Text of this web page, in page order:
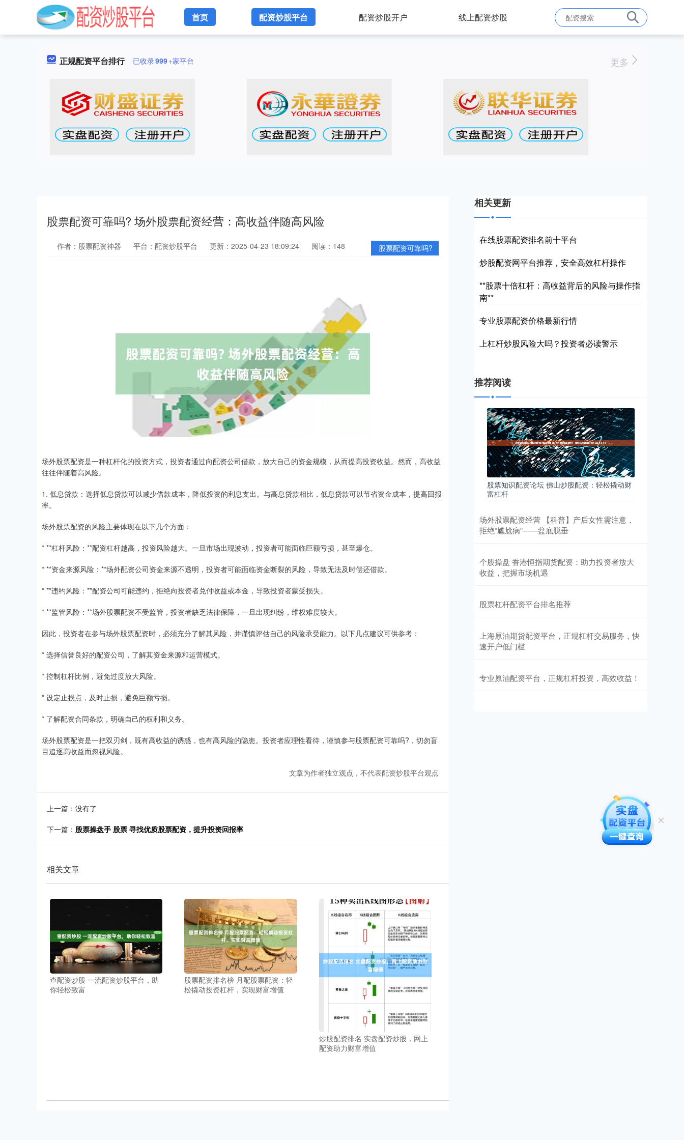
首页 配资炒股平台 配资炒股开户 线上配资炒股
正规配资平台排行 已收录999+家平台 更多
股票配资可靠吗? 场外股票配资经营：高收益伴随高风险
股票配资可靠吗?
作者：股票配资神器 平台：配资炒股平台 更新：2025-04-23 18:09:24 阅读：148
场外股票配资是一种杠杆化的投资方式，投资者通过向配资公司借款，放大自己的资金规模，从而提高投资收益。然而，高收益
往往伴随着高风险。
1. 低息贷款：选择低息贷款可以减少借款成本，降低投资的利息支出。与高息贷款相比，低息贷款可以节省资金成本，提高回报
率。
场外股票配资的风险主要体现在以下几个方面：
* **杠杆风险：**配资杠杆越高，投资风险越大。一旦市场出现波动，投资者可能面临巨额亏损，甚至爆仓。
* **资金来源风险：**场外配资公司资金来源不透明，投资者可能面临资金断裂的风险，导致无法及时偿还借款。
* **违约风险：**配资公司可能违约，拒绝向投资者兑付收益或本金，导致投资者蒙受损失。
* **监管风险：**场外股票配资不受监管，投资者缺乏法律保障，一旦出现纠纷，维权难度较大。
因此，投资者在参与场外股票配资时，必须充分了解其风险，并谨慎评估自己的风险承受能力。以下几点建议可供参考：
* 选择信誉良好的配资公司，了解其资金来源和运营模式。
* 控制杠杆比例，避免过度放大风险。
* 设定止损点，及时止损，避免巨额亏损。
* 了解配资合同条款，明确自己的权利和义务。
场外股票配资是一把双刃剑，既有高收益的诱惑，也有高风险的隐患。投资者应理性看待，谨慎参与股票配资可靠吗?，切勿盲
目追逐高收益而忽视风险。
文章为作者独立观点，不代表配资炒股平台观点
上一篇：没有了
下一篇： 股票操盘手 股票 寻找优质股票配资，提升投资回报率
相关文章
查配资炒股 一流配资炒股平台，助
你轻松致富
股票配资排名榜 月配股票配资：轻
松撬动投资杠杆，实现财富增值
炒股配资排名 实盘配资炒股，网上
配资助力财富增值
相关更新
在线股票配资排名前十平台
炒股配资网平台推荐，安全高效杠杆操作
**股票十倍杠杆：高收益背后的风险与操作指
南**
专业股票配资价格最新行情
上杠杆炒股风险大吗？投资者必读警示
推荐阅读
股票知识配资论坛 佛山炒股配资：轻松撬动财
富杠杆
场外股票配资经营 【科普】产后女性需注意，
拒绝“尴尬病”——盆底脱垂
个股操盘 香港恒指期货配资：助力投资者放大
收益，把握市场机遇
股票杠杆配资平台排名推荐
上海原油期货配资平台，正规杠杆交易服务，快
速开户低门槛
专业原油配资平台，正规杠杆投资，高效收益！